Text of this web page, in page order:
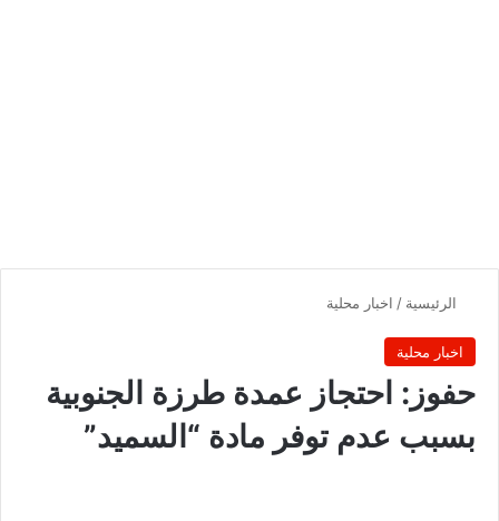
الرئيسية / اخبار محلية
اخبار محلية
حفوز: احتجاز عمدة طرزة الجنوبية
بسبب عدم توفر مادة “السميد”